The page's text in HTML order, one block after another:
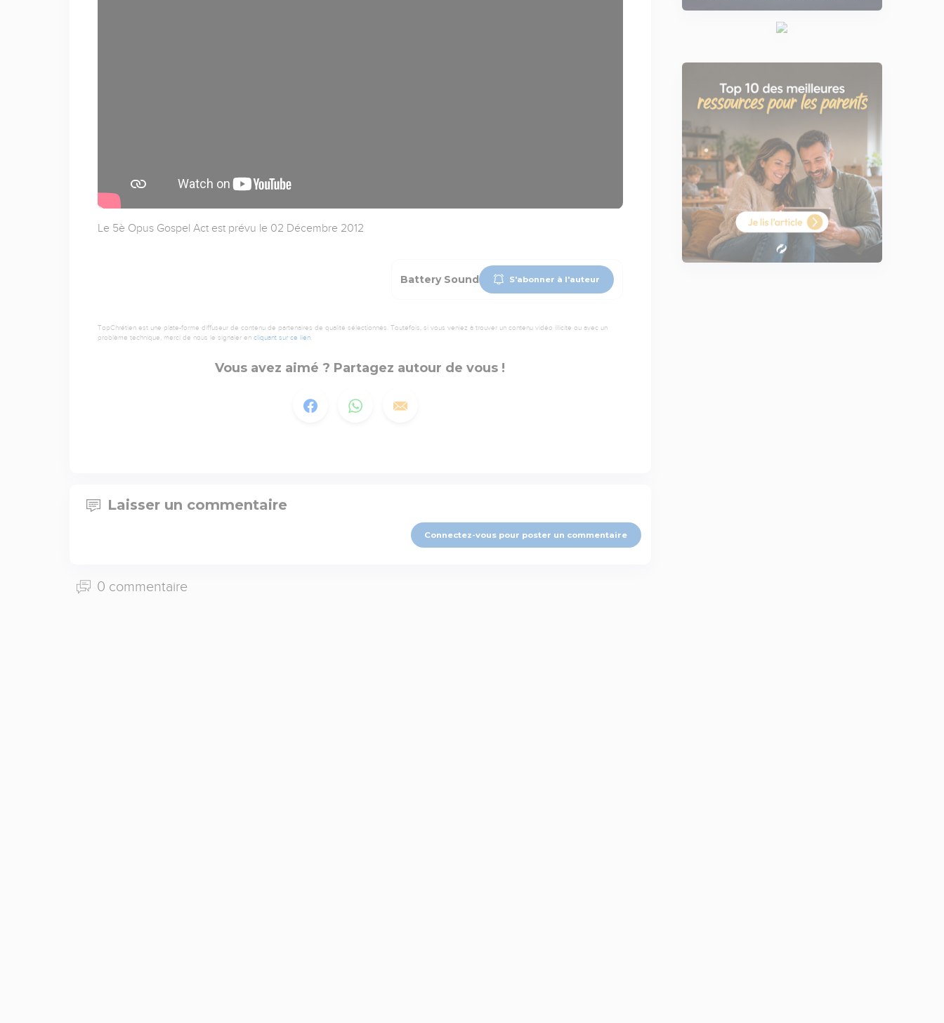
Le 5è Opus Gospel Act est prévu le 02 Décembre 2012
Battery Sound S'abonner à l'auteur
TopChrétien est une plate-forme diffuseur de contenu de partenaires de qualité sélectionnés. Toutefois, si vous veniez à trouver un contenu vidéo illicite ou avec un
problème technique, merci de nous le signaler en cliquant sur ce lien.
Vous avez aimé ? Partagez autour de vous !
Laisser un commentaire
Connectez-vous pour poster un commentaire
0 commentaire